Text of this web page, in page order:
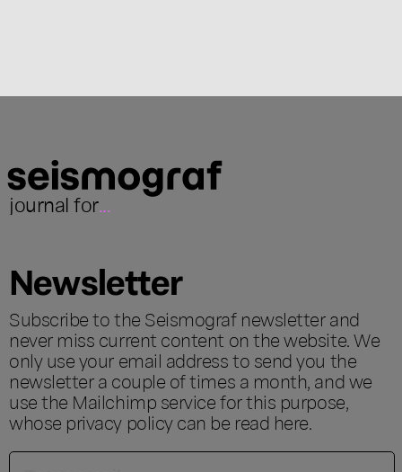
journal for...
Newsletter
Subscribe to the Seismograf newsletter and
never miss current content on the website. We
only use your email address to send you the
newsletter a couple of times a month, and we
use the Mailchimp service for this purpose,
whose privacy policy can be read here.